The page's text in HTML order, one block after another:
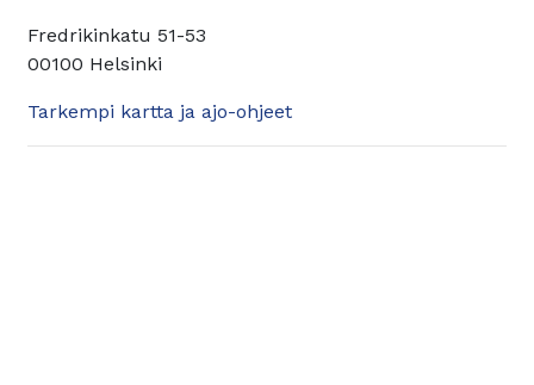
Fredrikinkatu 51-53
00100 Helsinki
Tarkempi kartta ja ajo-ohjeet